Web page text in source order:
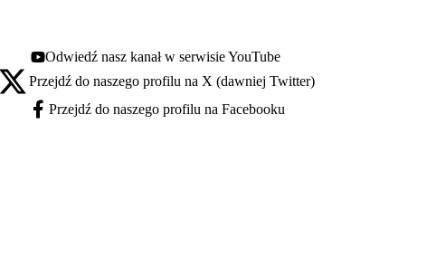
Youtube - otwiera się w nowej karcie
Odwiedź nasz kanał w serwisie YouTube
X - otwiera się w nowej karcie
Przejdź do naszego profilu na X (dawniej Twitter)
Facebook - otwiera się w nowej karcie
Przejdź do naszego profilu na Facebooku